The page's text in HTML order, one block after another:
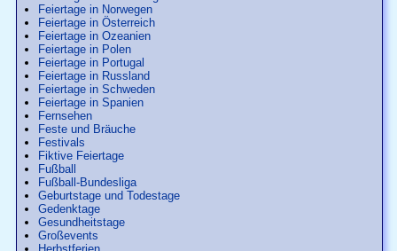
Feiertage in Norwegen
Feiertage in Österreich
Feiertage in Ozeanien
Feiertage in Polen
Feiertage in Portugal
Feiertage in Russland
Feiertage in Schweden
Feiertage in Spanien
Fernsehen
Feste und Bräuche
Festivals
Fiktive Feiertage
Fußball
Fußball-Bundesliga
Geburtstage und Todestage
Gedenktage
Gesundheitstage
Großevents